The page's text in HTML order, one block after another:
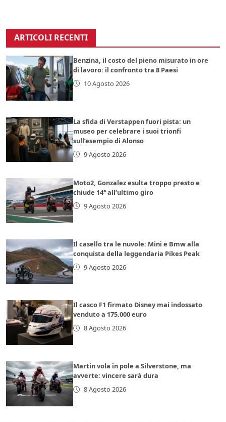
ARTICOLI RECENTI
Benzina, il costo del pieno misurato in ore
di lavoro: il confronto tra 8 Paesi
10 Agosto 2026
La sfida di Verstappen fuori pista: un
museo per celebrare i suoi trionfi
sull’esempio di Alonso
9 Agosto 2026
Moto2, Gonzalez esulta troppo presto e
chiude 14° all’ultimo giro
9 Agosto 2026
Il casello tra le nuvole: Mini e Bmw alla
conquista della leggendaria Pikes Peak
9 Agosto 2026
Il casco F1 firmato Disney mai indossato
venduto a 175.000 euro
8 Agosto 2026
Martin vola in pole a Silverstone, ma
avverte: vincere sarà dura
8 Agosto 2026